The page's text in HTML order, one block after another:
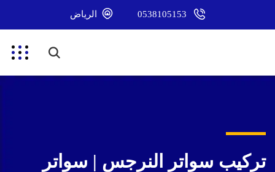
0538105153 الرياض
تركيب سواتر النرجس | سواتر